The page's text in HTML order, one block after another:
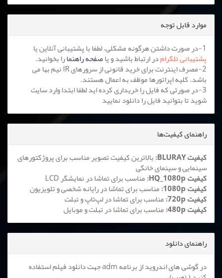
موارد قابل توجه
1-در صورت داشتن هرگونه مشکلی، لطفا با پشتیبانی آنلاین یا
پشتیبانی تلگرامدر ارتباط باشید و یاصفحه راهنمارا بخوانید.
2-مصرف اینترنت برای خرید قانونی از سرورهای IR نیم بها می
باشد. کلیه اپراتورها موظف به اعمال هستند.
3-در صورتی که فایل را خریداری کرده اید لطفا ابتدا وارد سایت
شوید تا بتوانید فایل را دانلود نمایید
راهنمای کیفیت‌ها
کیفیت BLURAY:
بالاترین کیفیت تصویر مناسب برای پروژکتورهای
سینمایی و سینمای خانگی
کیفیت HQ_1080p: مناسب برای تماشا در نمایشگر LCD
کیفیت 1080p: مناسب برای تماشا در رایانه شخصی و تلویزیون
کیفیت 720p: مناسب برای تماشا در لپ‌تاپ و تبلت
کیفیت 480p: مناسب برای تماشا در تبلت و موبایل
راهنمای دانلود
در گوشی های اندروید از برنامه adm جهت دانلود فیلم استفاده